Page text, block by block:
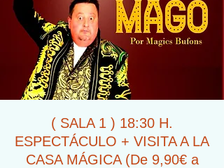
( SALA 1 ) 18:30 H.
ESPECTÁCULO + VISITA A LA
CASA MÁGICA (De 9,90€ a